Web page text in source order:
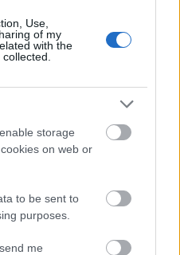
Use,
of my
with the
storage
on web or
to be sent to
purposes.
me
Békéscsabán az
a Békéscsabai Jókai
Péter állított színpadra.